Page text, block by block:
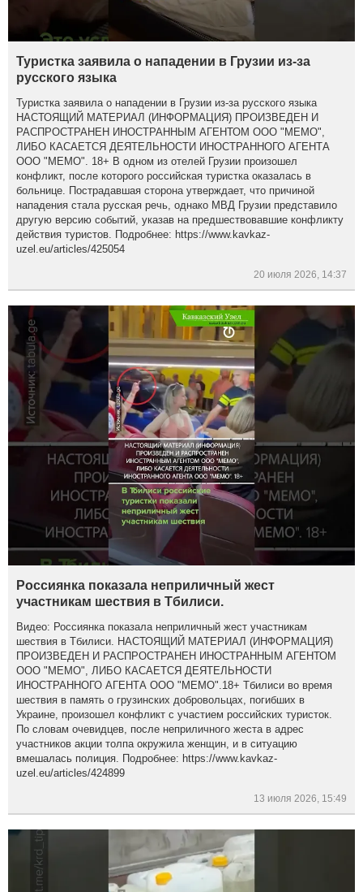
Туристка заявила о нападении в Грузии из-за
русского языка
Туристка заявила о нападении в Грузии из-за русского языка
НАСТОЯЩИЙ МАТЕРИАЛ (ИНФОРМАЦИЯ) ПРОИЗВЕДЕН И
РАСПРОСТРАНЕН ИНОСТРАННЫМ АГЕНТОМ ООО "МЕМО",
ЛИБО КАСАЕТСЯ ДЕЯТЕЛЬНОСТИ ИНОСТРАННОГО АГЕНТА
ООО "МЕМО". 18+ В одном из отелей Грузии произошел
конфликт, после которого российская туристка оказалась в
больнице. Пострадавшая сторона утверждает, что причиной
нападения стала русская речь, однако МВД Грузии представило
другую версию событий, указав на предшествовавшие конфликту
действия туристов. Подробнее: https://www.kavkaz-
uzel.eu/articles/425054
20 июля 2026, 14:37
Россиянка показала неприличный жест
участникам шествия в Тбилиси.
Видео: Россиянка показала неприличный жест участникам
шествия в Тбилиси. НАСТОЯЩИЙ МАТЕРИАЛ (ИНФОРМАЦИЯ)
ПРОИЗВЕДЕН И РАСПРОСТРАНЕН ИНОСТРАННЫМ АГЕНТОМ
ООО "МЕМО", ЛИБО КАСАЕТСЯ ДЕЯТЕЛЬНОСТИ
ИНОСТРАННОГО АГЕНТА ООО "МЕМО".18+ Тбилиси во время
шествия в память о грузинских добровольцах, погибших в
Украине, произошел конфликт с участием российских туристок.
По словам очевидцев, после неприличного жеста в адрес
участников акции толпа окружила женщин, и в ситуацию
вмешалась полиция. Подробнее: https://www.kavkaz-
uzel.eu/articles/424899
13 июля 2026, 15:49